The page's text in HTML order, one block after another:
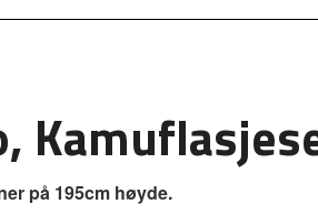
på 195cm høyde.